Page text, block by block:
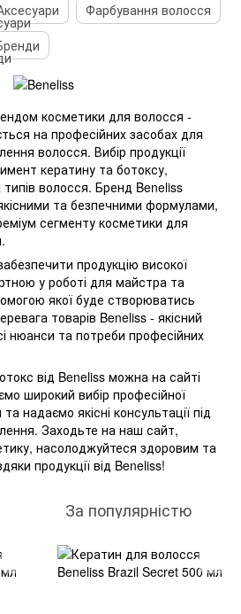
Фарбування волосся
косметики для волосся -
на професійних засобах для
волосся. Вибір продукції
кератину та ботоксу,
типів волосся. Бренд Beneliss
та безпечними формулами,
сегменту косметики для
продукцію високої
у роботі для майстра та
якої буде створюватись
товарів Beneliss - якісний
нюанси та потреби професійних
від Beneliss можна на сайті
широкий вибір професійної
надаємо якісні консультації під
Заходьте на наш сайт,
насолоджуйтеся здоровим та
продукції від Beneliss!
За популярністю